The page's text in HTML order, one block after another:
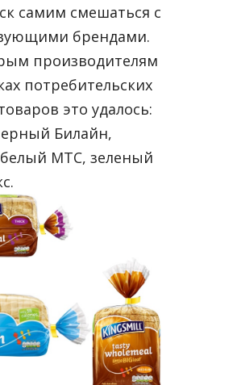
самим смешаться с
брендами.
производителям
потребительских
это удалось:
Билайн,
МТС, зеленый